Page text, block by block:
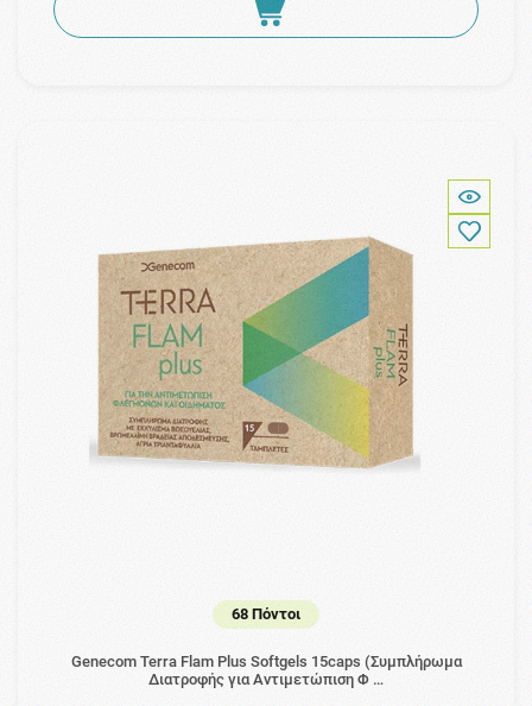
68 Πόντοι
Genecom Terra Flam Plus Softgels 15caps (Συμπλήρωμα
Διατροφής για Αντιμετώπιση Φ …